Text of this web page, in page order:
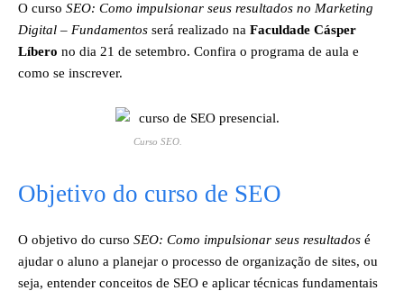
O curso SEO: Como impulsionar seus resultados no Marketing
Digital – Fundamentos será realizado na Faculdade Cásper
Líbero no dia 21 de setembro. Confira o programa de aula e
como se inscrever.
Curso SEO.
Objetivo do curso de SEO
O objetivo do curso SEO: Como impulsionar seus resultados é
ajudar o aluno a planejar o processo de organização de sites, ou
seja, entender conceitos de SEO e aplicar técnicas fundamentais